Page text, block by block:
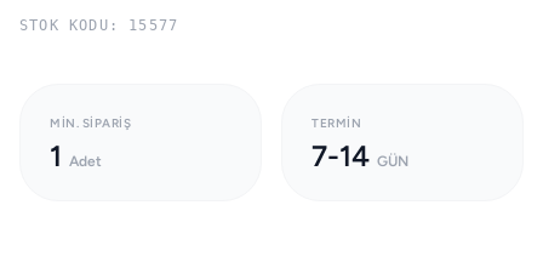
STOK KODU: 15577
MIN. SIPARIŞ
1 Adet
TERMIN
7-14 GÜN